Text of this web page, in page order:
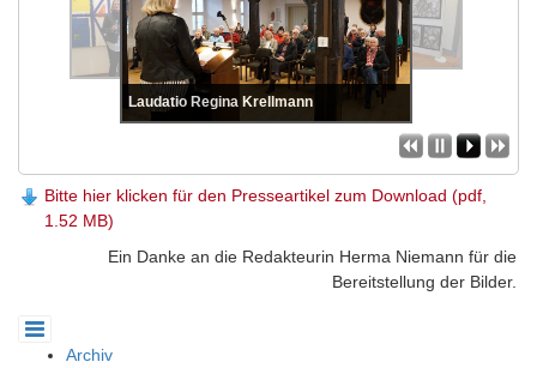
Laudatio Regina Krellmann
Bitte hier klicken für den Presseartikel zum Download (pdf,
1.52 MB)
Ein Danke an die Redakteurin Herma Niemann für die
Bereitstellung der Bilder.
Archiv